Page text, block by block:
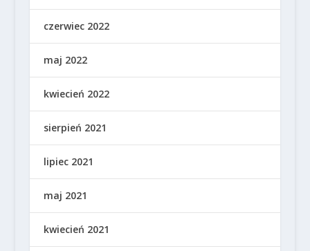
czerwiec 2022
maj 2022
kwiecień 2022
sierpień 2021
lipiec 2021
maj 2021
kwiecień 2021